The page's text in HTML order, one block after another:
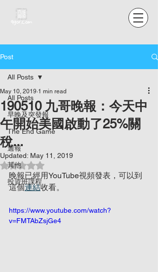
Post
All Posts
早晚及突發報
The End Game
週報
其他
投資班課程
All Posts
190510 九哥晚報：今天中
午開始美國啟動了25%關
稅...
May 10, 2019 1 min read
Updated: May 11, 2019
Rated NaN out of 5 stars.
晚報已經用YouTube視頻發表，可以到
這個連結收看。
https://www.youtube.com/watch?
v=FMTAbZsjGe4